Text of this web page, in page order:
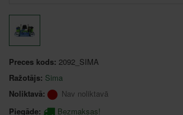
Preces kods: 2092_SIMA
Ražotājs: Sima
Noliktavā:
Nav noliktavā
Piegāde:
Bezmaksas!